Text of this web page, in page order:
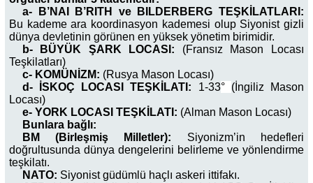
a-
B’NAI B’RITH ve BILDERBERG TEŞKİLATLARI:
Bu kademe ara koordinasyon kademesi olup Siyonist gizli
dünya devletinin görünen en yüksek yönetim birimidir.
b-
BÜYÜK ŞARK LOCASI: (Fransız Mason Locası
Teşkilatları)
c- KOMÜNİZM: (Rusya Mason Locası)
d-
İSKOÇ LOCASI TEŞKİLATI: 1-33° (İngiliz Mason
Locası)
e- YORK LOCASI TEŞKİLATI: (Alman Mason Locası)
Bunlara bağlı:
BM (Birleşmiş Milletler): Siyonizm’in hedefleri
doğrultusunda dünya dengelerini belirleme ve yönlendirme
teşkilatı.
NATO: Siyonist güdümlü haçlı askeri ittifakı.